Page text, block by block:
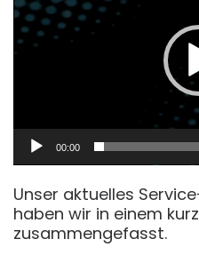
00:00
Unser aktuelles
haben wir in einem
zusammengefasst.